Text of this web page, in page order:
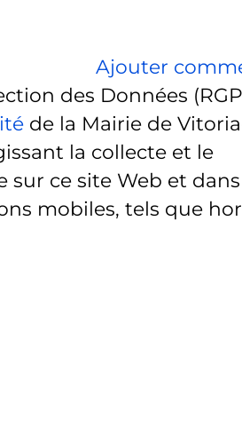
Ajouter
des Données
de la Mairie de
la collecte et le
ce site Web et
mobiles, tels que